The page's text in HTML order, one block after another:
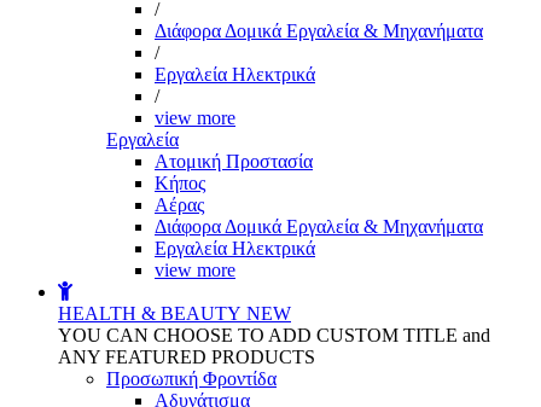
/
Διάφορα Δομικά Εργαλεία & Μηχανήματα
/
Εργαλεία Ηλεκτρικά
/
view more
Εργαλεία
Aτομική Προστασία
Kήπος
Αέρας
Διάφορα Δομικά Εργαλεία & Μηχανήματα
Εργαλεία Ηλεκτρικά
view more
HEALTH & BEAUTY NEW
YOU CAN CHOOSE TO ADD CUSTOM TITLE and
ANY FEATURED PRODUCTS
Προσωπική Φροντίδα
Αδυνάτισμα